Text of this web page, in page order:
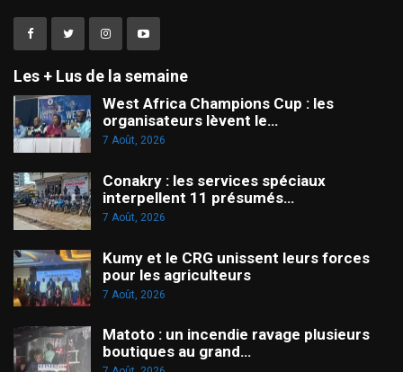
Les + Lus de la semaine
West Africa Champions Cup : les
organisateurs lèvent le…
7 Août, 2026
Conakry : les services spéciaux
interpellent 11 présumés…
7 Août, 2026
Kumy et le CRG unissent leurs forces
pour les agriculteurs
7 Août, 2026
Matoto : un incendie ravage plusieurs
boutiques au grand…